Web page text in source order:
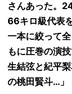
さんあった。
66キロ級代表
一本に絞って
もに圧巻の演
生結弦と紀平
の桃田賢斗…」